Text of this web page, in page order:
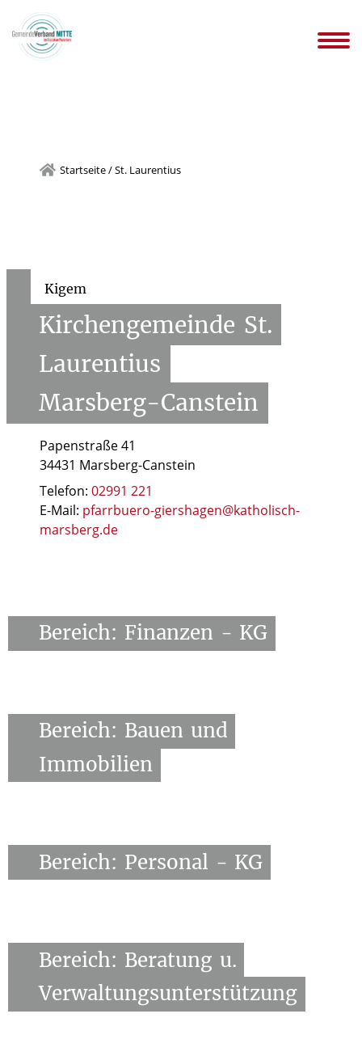
Startseite/St. Laurentius
Kigem
Kirchengemeinde St.
Laurentius
Marsberg-Canstein
Papenstraße 41
34431 Marsberg-Canstein
Telefon:02991 221
E-Mail: pfarrbuero-giershagen@katholisch-
marsberg.de
Bereich: Finanzen - KG
Bereich: Bauen und
Immobilien
Bereich: Personal - KG
Bereich: Beratung u.
Verwaltungsunterstützung